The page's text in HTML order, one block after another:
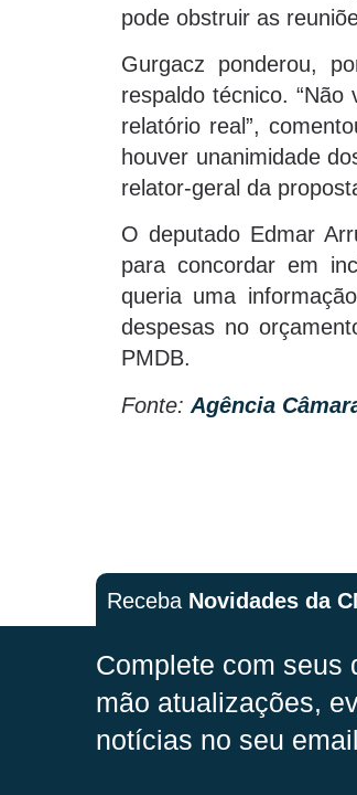
pode obstruir as
Gurgacz ponderou,
respaldo técnico.
relatório real”,
houver unanimidade
relator-geral da
O deputado Edmar
para concordar em
queria uma
despesas no
PMDB.
Fonte: Agência
Receba Novidades da
Complete com seus
mão atualizações,
notícias no seu